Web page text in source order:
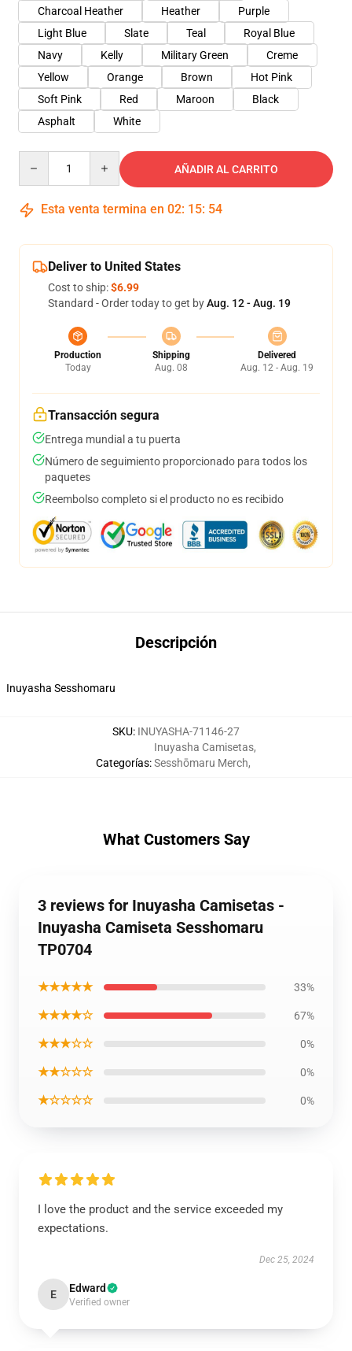
Charcoal Heather
Heather
Purple
Light Blue
Slate Teal
Royal Blue
Navy
Kelly Military Green
Creme
Yellow
Orange Brown
Hot Pink
Soft Pink
Red Maroon
Black
Asphalt
White
AÑADIR AL CARRITO
Esta venta termina en 02: 15: 54
Deliver to United States
Cost to ship:$6.99
Standard - Order today to get byAug. 12 - Aug. 19
Production
Today
Shipping
Aug. 08
Delivered
Aug. 12 - Aug. 19
Transacción segura
Entrega mundial a tu puerta
Número de seguimiento proporcionado para todos los
paquetes
Reembolso completo si el producto no es recibido
Descripción
Inuyasha Sesshomaru
SKU: INUYASHA-71146-27
Categorías:
Inuyasha Camisetas,
Sesshōmaru Merch,
What Customers Say
3 reviews for Inuyasha Camisetas -
Inuyasha Camiseta Sesshomaru
TP0704
★★★★★ 33%
★★★★☆ 67%
★★★☆☆ 0%
★★☆☆☆ 0%
★☆☆☆☆ 0%
I love the product and the service exceeded my
expectations.
Dec 25, 2024
E Edward
Verified owner